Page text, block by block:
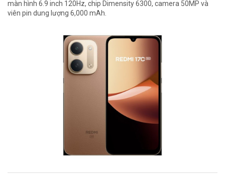
màn hình 6.9 inch 120Hz, chip Dimensity 6300, camera 50MP và
viên pin dung lượng 6,000 mAh.